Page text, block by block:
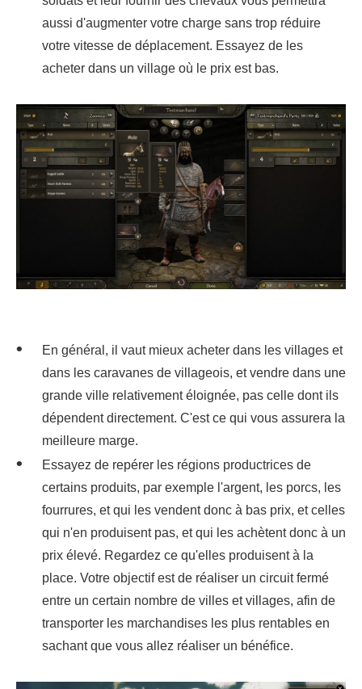
aussi d'augmenter votre charge sans trop réduire
votre vitesse de déplacement. Essayez de les
acheter dans un village où le prix est bas.
En général, il vaut mieux acheter dans les villages et
dans les caravanes de villageois, et vendre dans une
grande ville relativement éloignée, pas celle dont ils
dépendent directement. C'est ce qui vous assurera la
meilleure marge.
Essayez de repérer les régions productrices de
certains produits, par exemple l'argent, les porcs, les
fourrures, et qui les vendent donc à bas prix, et celles
qui n'en produisent pas, et qui les achètent donc à un
prix élevé. Regardez ce qu'elles produisent à la
place. Votre objectif est de réaliser un circuit fermé
entre un certain nombre de villes et villages, afin de
transporter les marchandises les plus rentables en
sachant que vous allez réaliser un bénéfice.